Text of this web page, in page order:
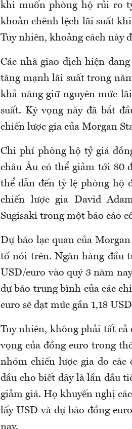
khi muốn phòng hộ rủi ro
khoản chênh lệch lãi suất
Tuy nhiên, khoảng cách này
Các nhà giao dịch hiện
tăng mạnh lãi suất trong
khả năng giữ nguyên mức
suất. Kỳ vọng này đã bắt
chiến lược gia của Morgan
Chi phí phòng hộ tỷ giá
châu Âu có thể giảm tới 80
thể dẫn đến tỷ lệ phòng hộ
chiến lược gia David
Sugisaki trong một báo cáo
Dự báo lạc quan của
tố nói trên. Ngân hàng đầu
USD/euro vào quý 3 năm
dự báo trung bình của các
euro sẽ đạt mức gần 1,18
Tuy nhiên, không phải tất cả
vọng của đồng euro trong
nhóm chiến lược gia do các
đầu cho biết đây là lần đầu
giảm giá. Họ khuyến nghị
lấy USD và dự báo đồng